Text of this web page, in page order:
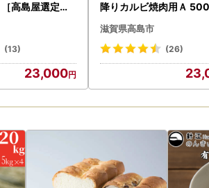
に係る確認・連絡等に利用するものであり
、予めご了承ください。
に対応できません。お申し込みの際には、内
高島屋選定品
(13)
23,000
降りカルビ焼肉用Ａ
滋賀県高島市
(26)